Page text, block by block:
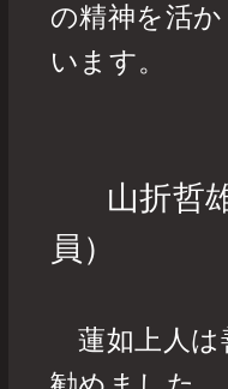
の精神を活
います。
山折哲
員）
蓮如上人は